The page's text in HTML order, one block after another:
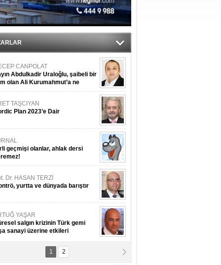
istiyor
CANPOLAT
Abdulkadir Uraloğlu, şaibeli bir
olan Ali Kurumahmut’a ne
TAŞCIYAN
Plan 2023’e Dair
geçmişi olanlar, ahlak dersi
Dr. HASAN TERZİ
yurtta ve dünyada barıştır
YAŞAR
salgın krizinin Türk gemi
sanayi üzerine etkileri
MESUT AZMİ GÖKSOY
1 2